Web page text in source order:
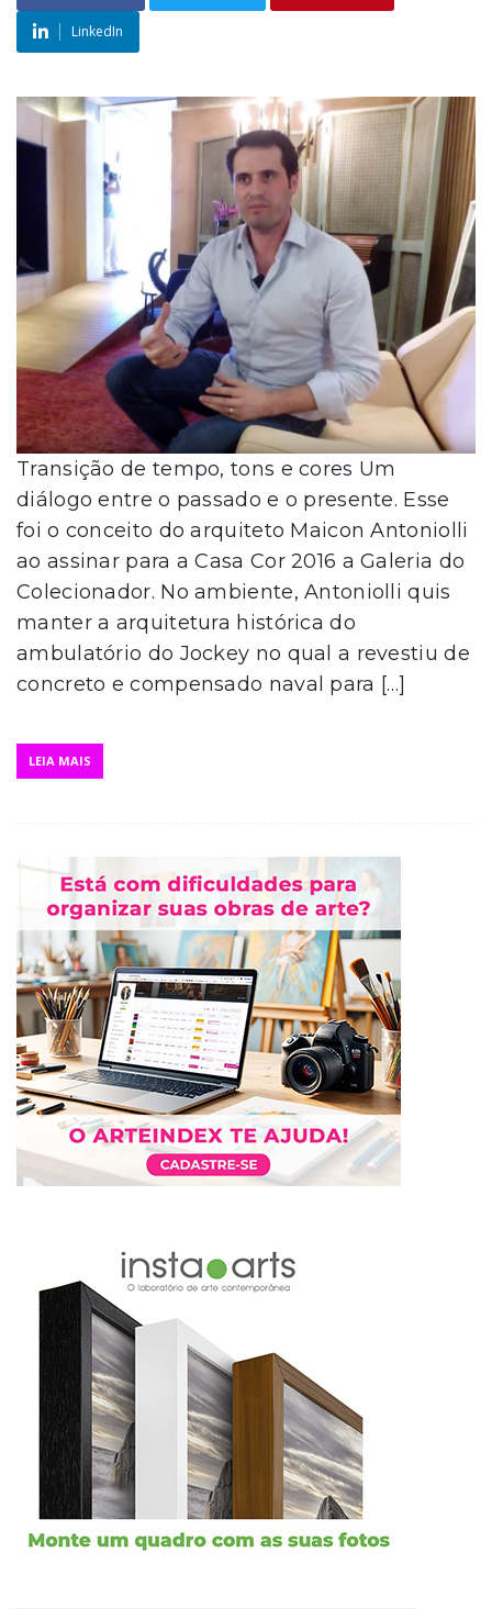
LinkedIn
Transição de tempo, tons e cores Um
diálogo entre o passado e o presente. Esse
foi o conceito do arquiteto Maicon Antoniolli
ao assinar para a Casa Cor 2016 a Galeria do
Colecionador. No ambiente, Antoniolli quis
manter a arquitetura histórica do
ambulatório do Jockey no qual a revestiu de
concreto e compensado naval para […]
LEIA MAIS